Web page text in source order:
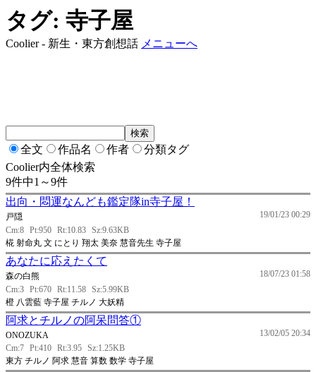
タグ: 寺子屋
Coolier - 新生・東方創想話 メニューへ
全文 作品名 作者
分類タグ
Coolier内全体検索
9件中1～9件
出向・悶運なんども鑑定隊in寺子屋！
19/01/23 00:29
戸隠
Cm:8 Pt:950 Rt:10.83 Sz:9.63KB
椛 射命丸 文 にとり 翔太 美奈 慧音先生 寺子屋
あなたに応えたくて
18/07/23 01:58
森の白熊
Cm:3 Pt:670 Rt:11.58 Sz:5.99KB
橙 八雲藍 寺子屋 チルノ 大妖精
阿求とチルノの阿呆問答①
13/02/05 20:34
ONOZUKA
Cm:7 Pt:410 Rt:3.95 Sz:1.25KB
東方 チルノ 阿求 慧音 算数 数学 寺子屋